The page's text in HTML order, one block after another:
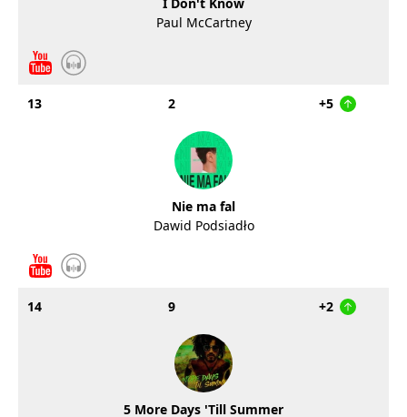
Paul McCartney
13 2 +5
Nie ma fal
Dawid Podsiadło
14 9 +2
5 More Days 'Till Summer